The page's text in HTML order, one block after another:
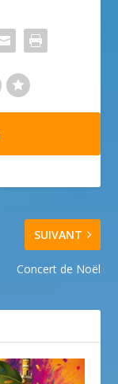
SUIVANT
Concert de Noël